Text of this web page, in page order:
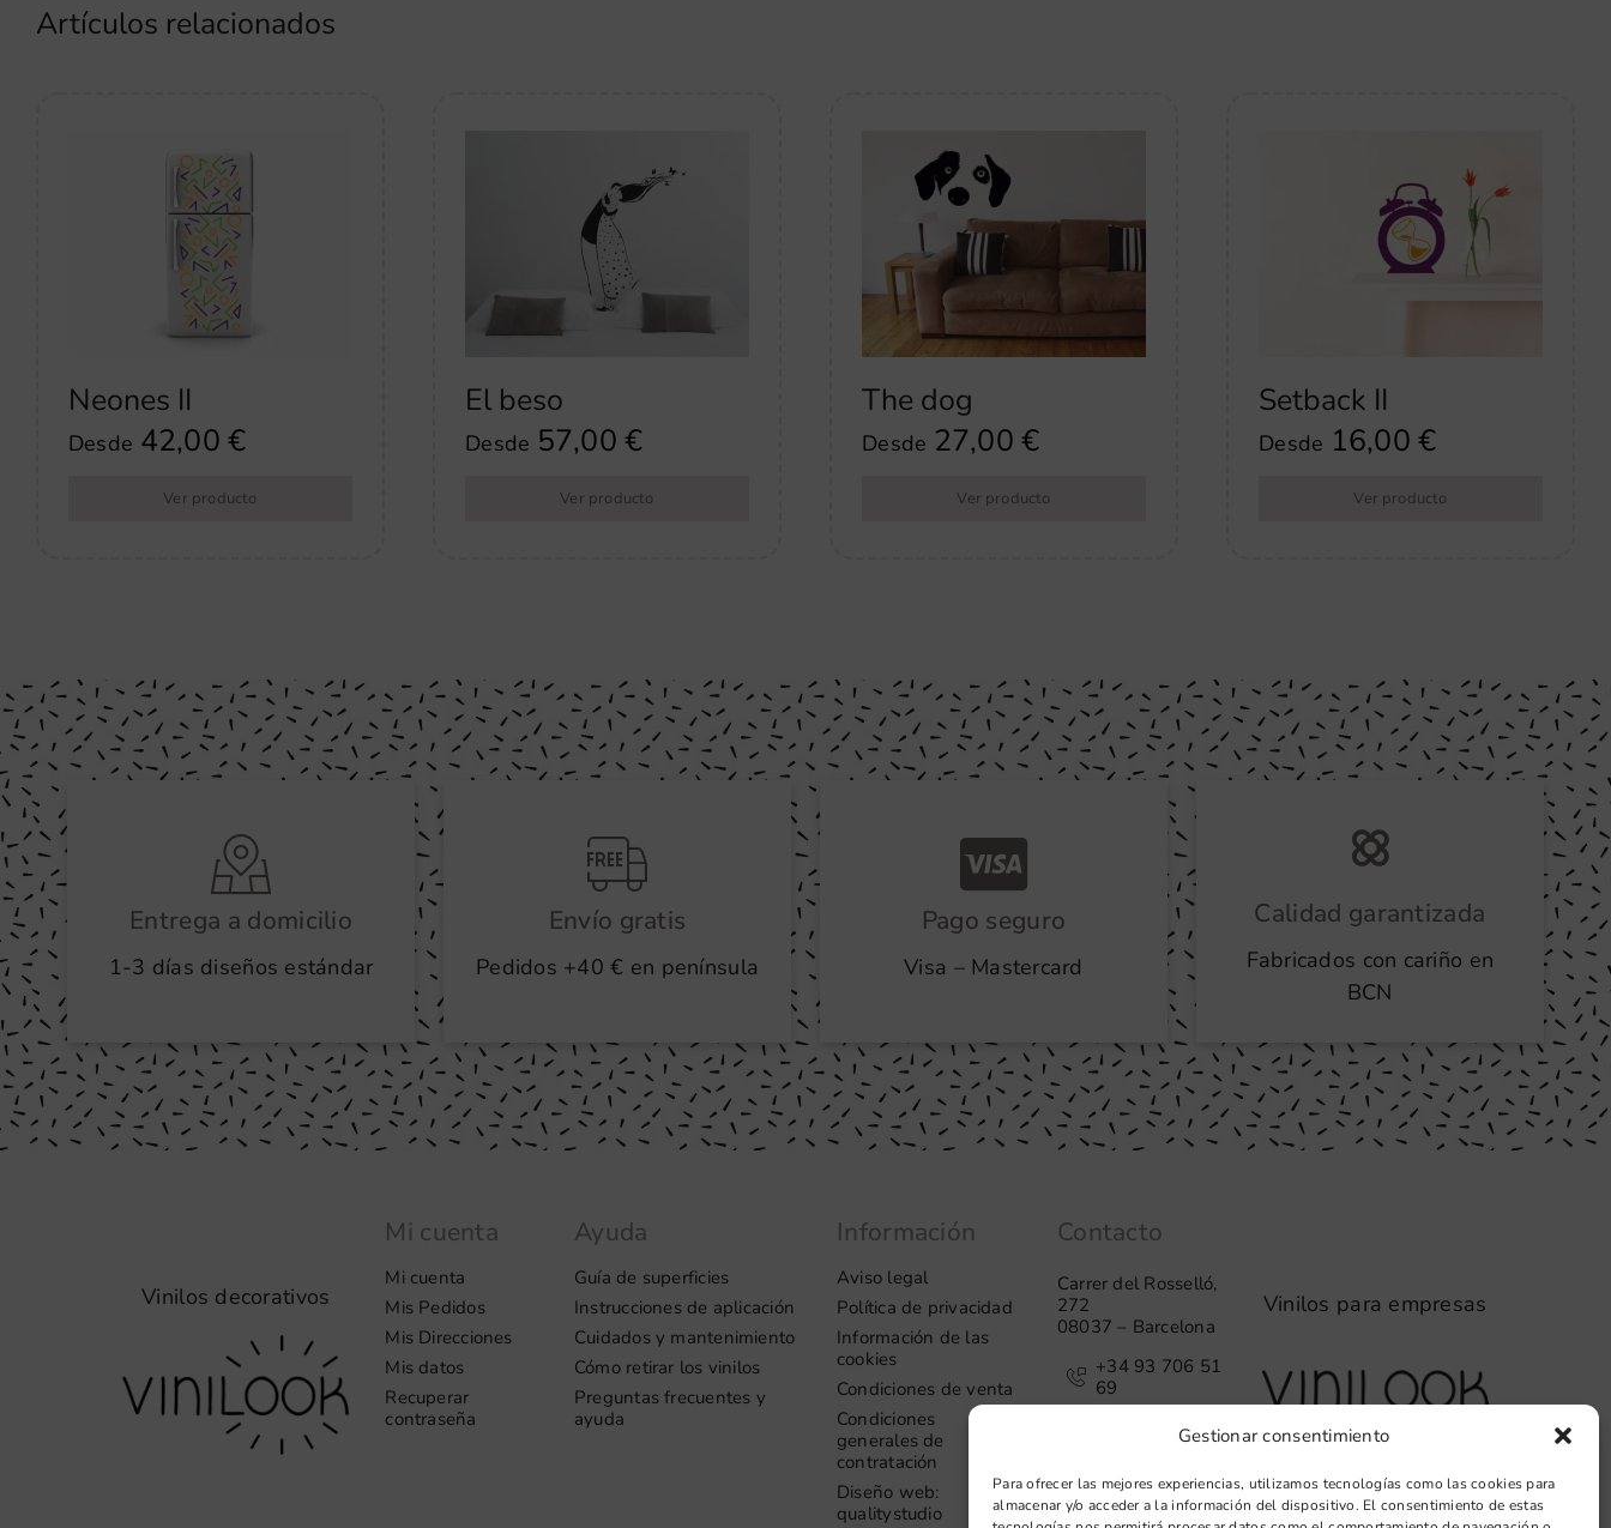
Gestionar consentimiento
Para ofrecer las mejores experiencias, utilizamos tecnologías como las cookies para
almacenar y/o acceder a la información del dispositivo. El consentimiento de estas
Artículos relacionados
Neones II
Desde 42,00€
Ver producto
El beso
Desde 57,00€
Ver producto
The dog
Desde 27,00€
Ver producto
Setback II
Desde 16,00€
Ver producto
Entrega a domicilio
1-3 días diseños estándar
Envío gratis
Pedidos +40 € en península
Pago seguro
Visa – Mastercard
Calidad garantizada
Fabricados con cariño en
BCN
Vinilos decorativos
Mi cuenta
Mi cuenta
Mis Pedidos
Mis Direcciones
Mis datos
Recuperar
contraseña
Ayuda
Guía de superficies
Instrucciones de aplicación
Cuidados y mantenimiento
Cómo retirar los vinilos
Preguntas frecuentes y
ayuda
Información
Aviso legal
Política de privacidad
Información de las
cookies
Condiciones de venta
Condiciones
generales de
contratación
Diseño web:
qualitystudio
Contacto
Carrer del Rosselló,
272
08037 – Barcelona
+34 93 706 51
69
Vinilos para empresas